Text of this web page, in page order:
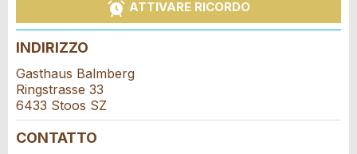
Feedback generale
Questo annuncio non è più valido
Annuncio incompleto
Data dell'evento *:
Anzahl der Teilnehmer *:
Nome / Cognome *:
ATTIVARE RICORDO
INDIRIZZO
Gasthaus Balmberg
Ringstrasse 33
6433 Stoos SZ
CONTATTO